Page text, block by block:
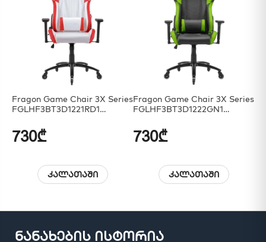
Fragon Game Chair 3X Series
FGLHF3BT3D1221RD1
730₾
კალათაში
Fragon Game Chair 3X Series
FGLHF3BT3D1222GN1
730₾
კალათაში
ნანახების ისტორია